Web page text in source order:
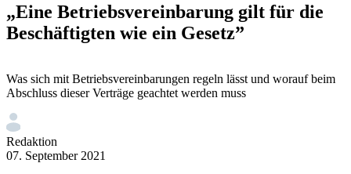
„Eine Betriebsvereinbarung gilt für die
Beschäftigten wie ein Gesetz”
Was sich mit Betriebsvereinbarungen regeln lässt und worauf beim
Abschluss dieser Verträge geachtet werden muss
Redaktion
07. September 2021